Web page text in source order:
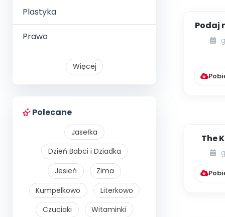
Plastyka
Prawo
Więcej
Polecane
Jasełka
Dzień Babci i Dziadka
Jesień
Zima
Kumpelkowo
Literkowo
Czuciaki
Witaminki
Podaj
The